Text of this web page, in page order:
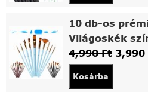
10 db-os
Világoskék
4,990Ft 3,990
Kosárba